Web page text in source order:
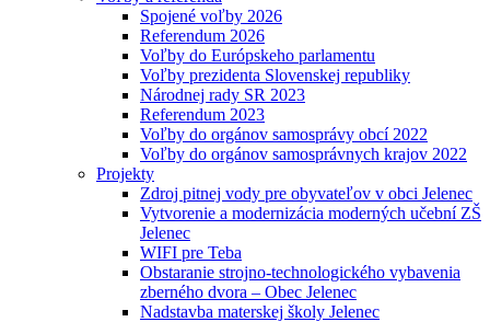
Spojené voľby 2026
Referendum 2026
Voľby do Európskeho parlamentu
Voľby prezidenta Slovenskej republiky
Národnej rady SR 2023
Referendum 2023
Voľby do orgánov samosprávy obcí 2022
Voľby do orgánov samosprávnych krajov 2022
Projekty
Zdroj pitnej vody pre obyvateľov v obci Jelenec
Vytvorenie a modernizácia moderných učební ZŠ
Jelenec
WIFI pre Teba
Obstaranie strojno-technologického vybavenia
zberného dvora – Obec Jelenec
Nadstavba materskej školy Jelenec